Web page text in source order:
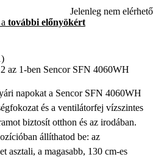
Jelenleg nem elérhető
további előnyökért
az 1-ben Sencor SFN 4060WH
napokat a Sencor SFN 4060WH
és a ventilátorfej vízszintes
biztosít otthon és az irodában.
állíthatod be: az
asztali, a magasabb, 130 cm-es